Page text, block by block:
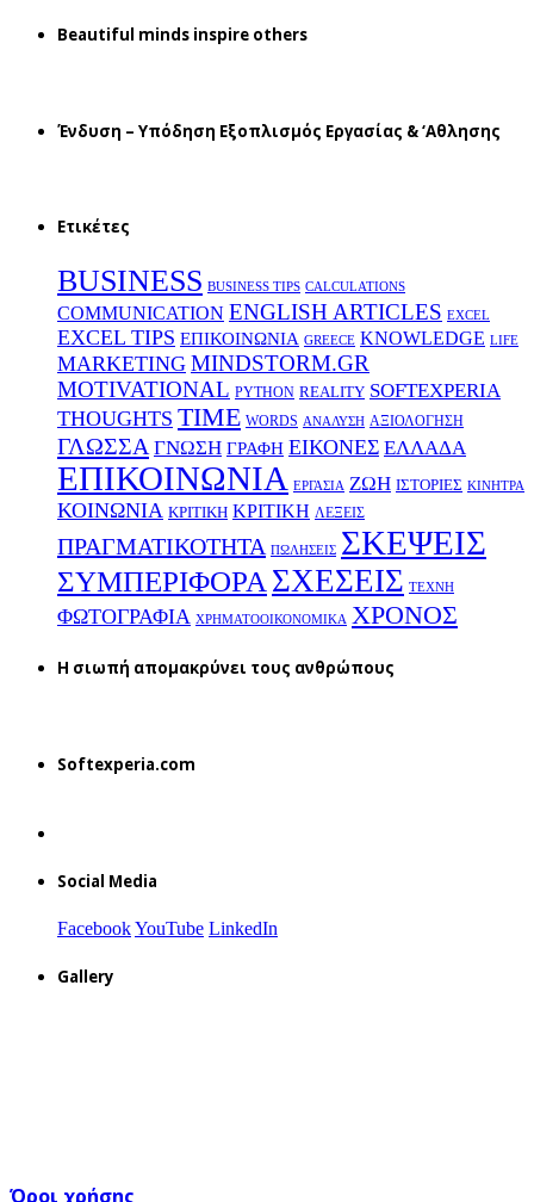
Beautiful minds inspire others
Ένδυση – Υπόδηση Εξοπλισμός Εργασίας & ‘Aθλησης
Ετικέτες
BUSINESS BUSINESS TIPS CALCULATIONS
COMMUNICATION ENGLISH ARTICLES EXCEL
EXCEL TIPS EΠΙΚΟΙΝΩΝΙΑ GREECE KNOWLEDGE LIFE
MARKETING MINDSTORM.GR
MOTIVATIONAL PYTHON REALITY SOFTEXPERIA
THOUGHTS TIME WORDS ΑΝΑΛΥΣΗ ΑΞΙΟΛΟΓΗΣΗ
ΓΛΩΣΣΑ ΓΝΩΣΗ ΓΡΑΦΗ ΕΙΚΟΝΕΣ ΕΛΛΑΔΑ
ΕΠΙΚΟΙΝΩΝΙΑ ΕΡΓΑΣΙΑ ΖΩΗ ΙΣΤΟΡΙΕΣ ΚΙΝΗΤΡΑ
ΚΟΙΝΩΝΙΑ ΚΡΙΤΙΚΗ ΚΡΙΤΙΚΗ ΛΕΞΕΙΣ
ΠΡΑΓΜΑΤΙΚΟΤΗΤΑ ΠΩΛΗΣΕΙΣ ΣΚΕΨΕΙΣ
ΣΥΜΠΕΡΙΦΟΡΑΣΧΕΣΕΙΣ ΤΕΧΝΗ
ΦΩΤΟΓΡΑΦΙΑ ΧΡΗΜΑΤΟΟΙΚΟΝΟΜΙΚΑ ΧΡΟΝΟΣ
H σιωπή απομακρύνει τους ανθρώπους
Softexperia.com
Social Media
FacebookYouTube LinkedIn
Gallery
Όροι χρήσης